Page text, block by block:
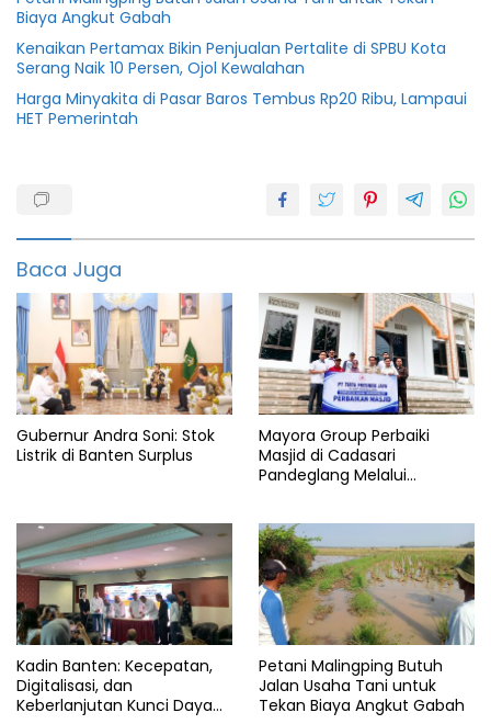
Biaya Angkut Gabah
Kenaikan Pertamax Bikin Penjualan Pertalite di SPBU Kota
Serang Naik 10 Persen, Ojol Kewalahan
Harga Minyakita di Pasar Baros Tembus Rp20 Ribu, Lampaui
HET Pemerintah
Cilegon
Daging
Info
Pasar
Kranggot
Naik
Baca Juga
Gubernur Andra Soni: Stok
Listrik di Banten Surplus
Mayora Group Perbaiki
Masjid di Cadasari
Pandeglang Melalui
Kadin Banten: Kecepatan,
Digitalisasi, dan
Keberlanjutan Kunci Daya
Petani Malingping Butuh
Jalan Usaha Tani untuk
Tekan Biaya Angkut Gabah